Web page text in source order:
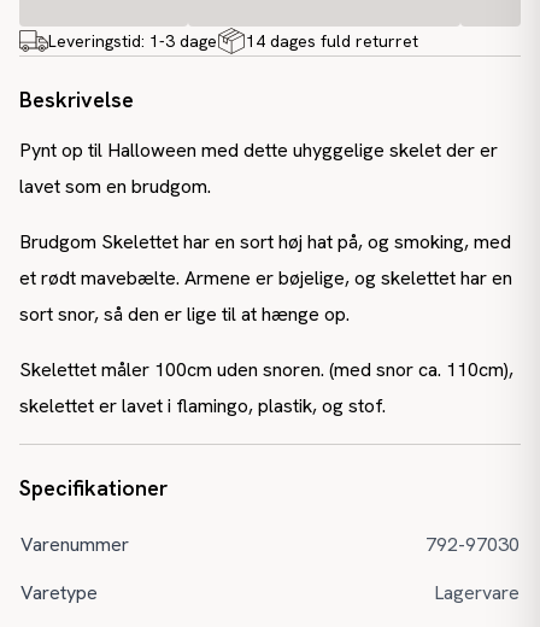
Leveringstid: 1-3 dage 14 dages fuld returret
Beskrivelse
Pynt op til Halloween med dette uhyggelige skelet der er
lavet som en brudgom.
Brudgom Skelettet har en sort høj hat på, og smoking, med
et rødt mavebælte. Armene er bøjelige, og skelettet har en
sort snor, så den er lige til at hænge op.
Skelettet måler 100cm uden snoren. (med snor ca. 110cm),
skelettet er lavet i flamingo, plastik, og stof.
Specifikationer
Varenummer
792-97030
Varetype
Lagervare